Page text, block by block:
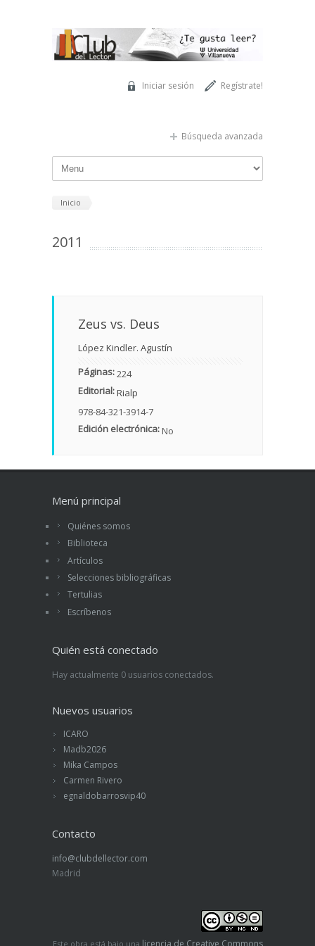
Regístrate!
Iniciar sesión
Búsqueda avanzada
Inicio
2011
Zeus vs. Deus
López Kindler. Agustín
Páginas:224
Editorial:Rialp
978-84-321-3914-7
Edición electrónica:No
Menú principal
Quiénes somos
Biblioteca
Artículos
Selecciones bibliográficas
Tertulias
Escríbenos
Quién está conectado
Hay actualmente 0 usuarios conectados.
Nuevos usuarios
ICARO
Madb2026
Mika Campos
Carmen Rivero
egnaldobarrosvip40
Contacto
info@clubdellector.com
Madrid
Este obra está bajo una licencia de Creative Commons